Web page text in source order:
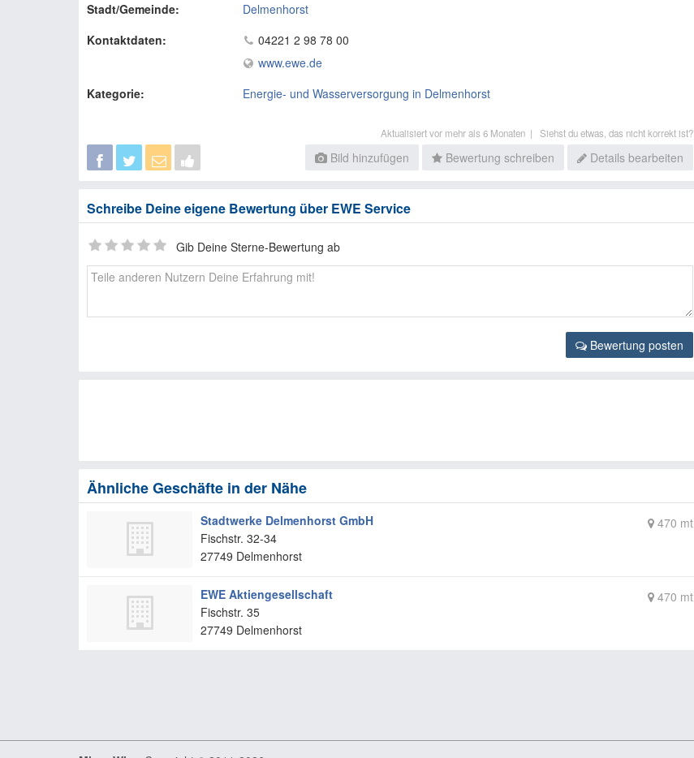
Stadt/Gemeinde:
Delmenhorst
Kontaktdaten:
04221 2 98 78 00
www.ewe.de
Kategorie:
Energie- und Wasserversorgung in Delmenhorst
Aktualisiert vor mehr als 6 Monaten | Siehst du etwas, das nicht korrekt ist?
Bild hinzufügen Bewertung schreiben Details bearbeiten
Schreibe Deine eigene Bewertung über EWE Service
Gib Deine Sterne-Bewertung ab
Bewertung posten
Ähnliche Geschäfte in der Nähe
470 mt
Stadtwerke Delmenhorst GmbH
Fischstr. 32-34
27749 Delmenhorst
470 mt
EWE Aktiengesellschaft
Fischstr. 35
27749 Delmenhorst